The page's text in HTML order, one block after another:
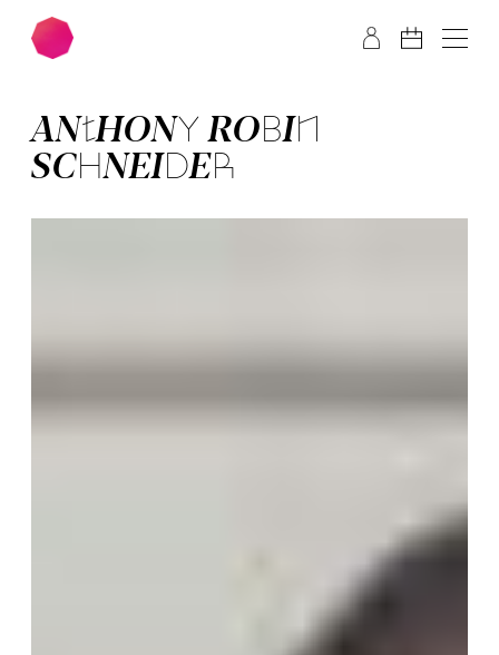
Zum Hauptinhalt springen Zum Footer springen
AN­THO­NY­ RO­BIN
SCHNEI­DER